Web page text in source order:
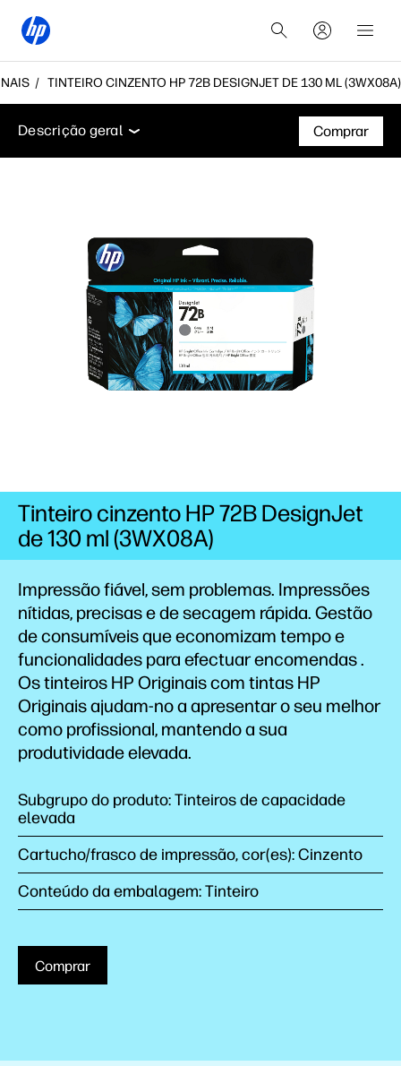
TINTEIRO CINZENTO HP 72B DESIGNJET DE 130 ML (3WX08A)
Descrição geral
Suporte
Descrição geral
Comprar
Impressão fiável, sem problemas. Impressões
nítidas, precisas e de secagem rápida. Gestão
de consumíveis que economizam tempo e
funcionalidades para efectuarencomendas.
Os tinteiros HP Originais com tintas HP
Originais ajudam-no a apresentar o seu melhor
como profissional, mantendo a sua
produtividade elevada.
Subgrupo do produto: Tinteiros de capacidade
elevada
Cartucho/frasco de impressão, cor(es): Cinzento
Conteúdo da embalagem: Tinteiro
Comprar
Tinteiro cinzento HP 72B DesignJet
de 130 ml (3WX08A)